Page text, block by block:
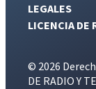
LEGALES
LICENCIA DE
© 2026
DE RADIO Y